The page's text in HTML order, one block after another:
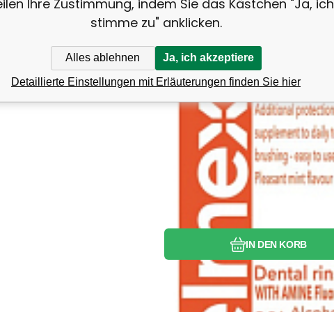
IN DEN KORB
Favorit
Vergleichen Sie
Ihre Zustimmung, indem Sie das Kästchen "Ja, ich
stimme zu" anklicken.
Alles ablehnen Ja, ich akzeptiere
Detaillierte Einstellungen mit Erläuterungen finden Sie hier